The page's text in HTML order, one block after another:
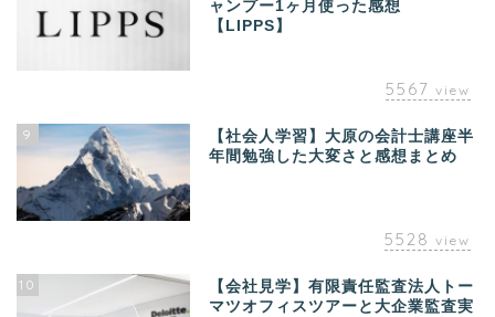
ャンプー1ヶ月使った感想
【LIPPS】
5567 view
9
【社会人学習】大原の会計士講座半
年間勉強した大変さと感想まとめ
5528 view
10
【会社見学】有限責任監査法人トー
マツオフィスツアーと大企業監査実